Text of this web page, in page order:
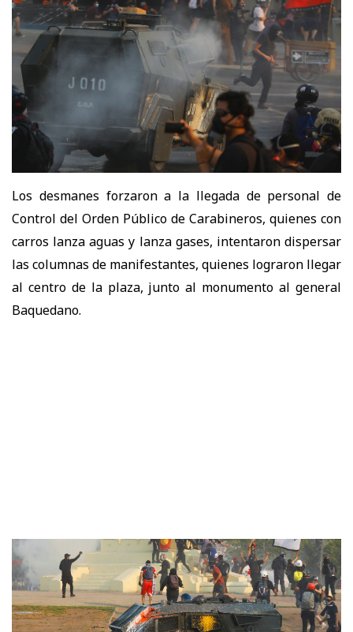
Los desmanes forzaron a la llegada de personal de
Control del Orden Público de Carabineros, quienes con
carros lanza aguas y lanza gases, intentaron dispersar
las columnas de manifestantes, quienes lograron llegar
al centro de la plaza, junto al monumento al general
Baquedano.